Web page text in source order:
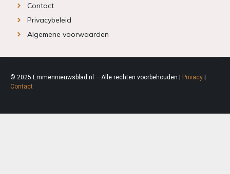
Contact
Privacybeleid
Algemene voorwaarden
© 2025 Emmennieuwsblad.nl – Alle rechten voorbehouden | Privacy |
Contact